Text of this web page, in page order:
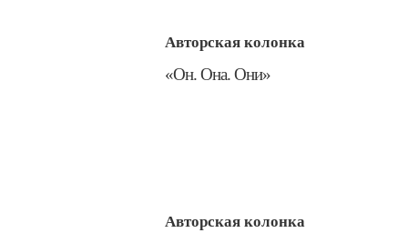
Авторская колонка
​«Он. Она. Они»
Авторская колонка